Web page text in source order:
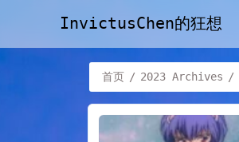
InvictusChen的狂想
首页 / 2023 Archives /